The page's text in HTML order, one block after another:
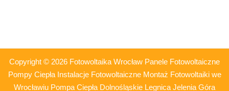
Copyright © 2026 Fotowoltaika Wrocław Panele Fotowoltaiczne
Pompy Ciepła Instalacje Fotowoltaiczne Montaż Fotowoltaiki we
Wrocławiu Pompa Ciepła Dolnośląskie Legnica Jelenia Góra